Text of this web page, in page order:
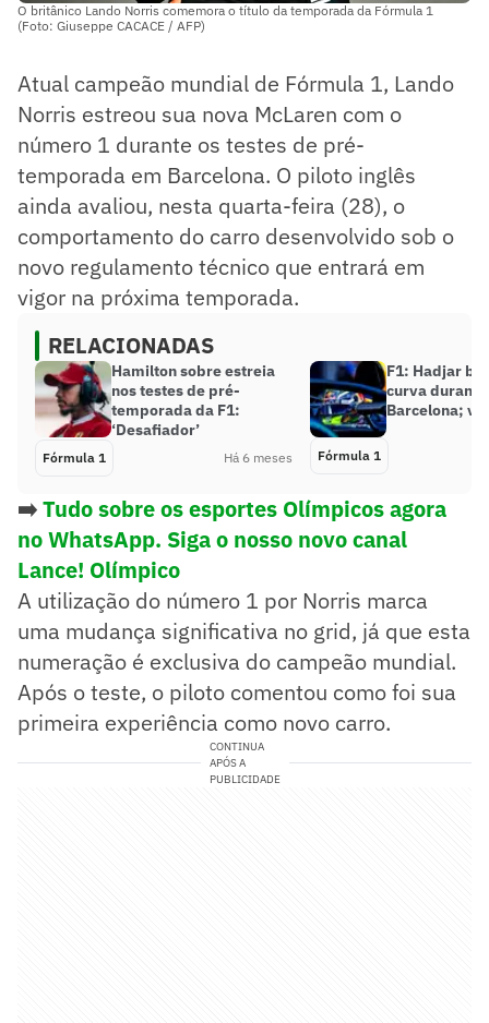
O britânico Lando Norris comemora o título da temporada da Fórmula 1
(Foto: Giuseppe CACACE / AFP)
Atual campeão mundial de Fórmula 1, Lando
Norris estreou sua nova McLaren com o
número 1 durante os testes de pré-
temporada em Barcelona. O piloto inglês
ainda avaliou, nesta quarta-feira (28), o
comportamento do carro desenvolvido sob o
novo regulamento técnico que entrará em
vigor na próxima temporada.
RELACIONADAS
Hamilton sobre estreia
nos testes de pré-
temporada da F1:
‘Desafiador’
Fórmula 1 Há 6 meses
F1: Hadjar
curva
Barcelona;
Fórmula 1
➡️Tudo sobre os esportes Olímpicos agora
no WhatsApp. Siga o nosso novo canal
Lance! Olímpico
A utilização do número 1 por Norris marca
uma mudança significativa no grid, já que esta
numeração é exclusiva do campeão mundial.
Após o teste, o piloto comentou como foi sua
primeira experiência como novo carro.
CONTINUA
APÓS A
PUBLICIDADE